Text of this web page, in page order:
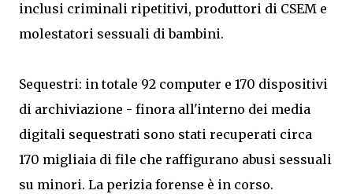
inclusi criminali ripetitivi, produttori di CSEM e
molestatori sessuali di bambini.
Sequestri: in totale 92 computer e 170 dispositivi
di archiviazione - finora all'interno dei media
digitali sequestrati sono stati recuperati circa
170 migliaia di file che raffigurano abusi sessuali
su minori. La perizia forense è in corso.